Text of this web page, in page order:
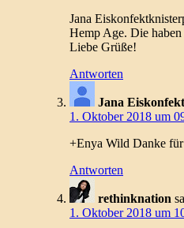
Jana
Hemp Age. Die
Liebe Grüße!
Antworten
Jana
1. Oktober 2018 um
+Enya Wild Danke
Antworten
rethinknation
1. Oktober 2018 um